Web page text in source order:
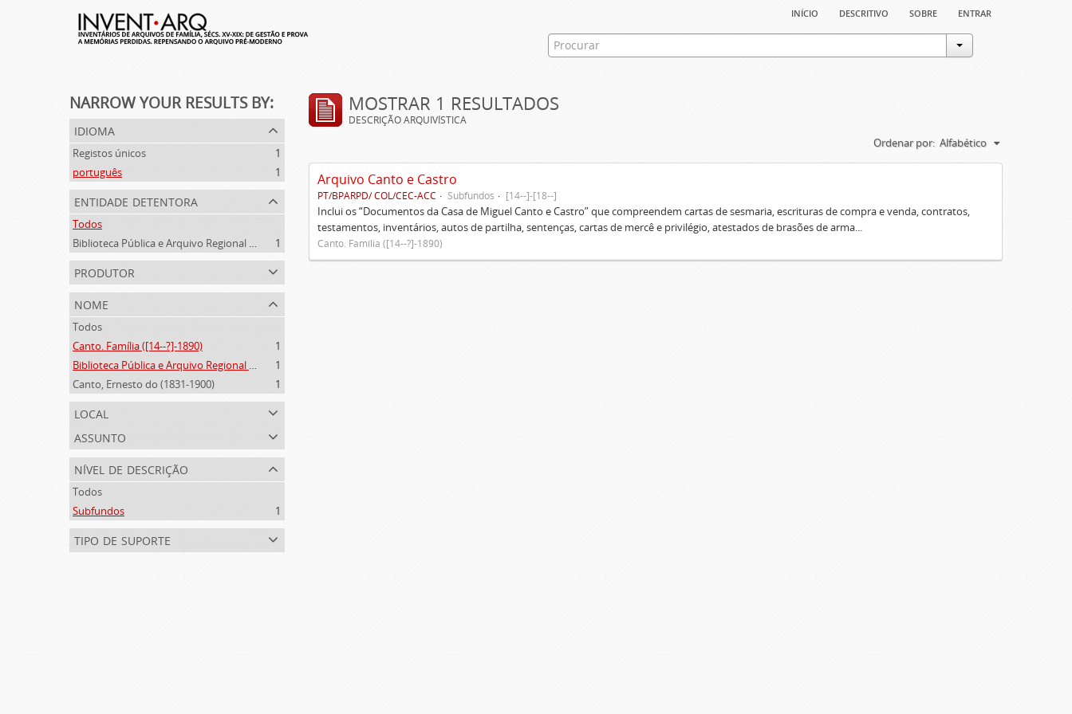
início descritivo sobre entrar
NARROW YOUR RESULTS BY:
idioma
Registos únicos
1
português
1
entidade detentora
Todos
Biblioteca Pública e Arquivo Regional de Ponta Delgada
1
produtor
nome
Todos
Canto. Família ([14--?]-1890)
1
Biblioteca Pública e Arquivo Regional de Ponta Delgada (1841- )
1
Canto, Ernesto do (1831-1900)
1
local
assunto
nível de descrição
Todos
Subfundos
1
tipo de suporte
MOSTRAR 1 RESULTADOS
DESCRIÇÃO ARQUIVÍSTICA
Ordenar por: Alfabético
Arquivo Canto e Castro
PT/BPARPD/ COL/CEC-ACC Subfundos [14--]-[18--]
Inclui os “Documentos da Casa de Miguel Canto e Castro” que compreendem cartas de sesmaria, escrituras de compra e venda, contratos,
testamentos, inventários, autos de partilha, sentenças, cartas de mercê e privilégio, atestados de brasões de arma...
Canto. Família ([14--?]-1890)